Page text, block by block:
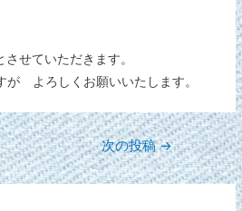
させていただきます。
が よろしくお願いいたします。
次の投稿→